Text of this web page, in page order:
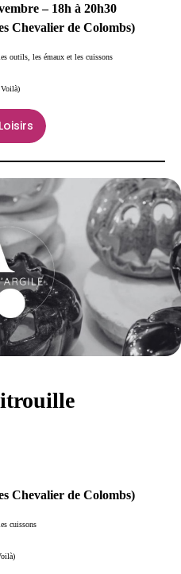
– 18h à 20h30
Chevalier de Colombs)
outils, les émaux et les cuissons
Chevalier de Colombs)
cuissons